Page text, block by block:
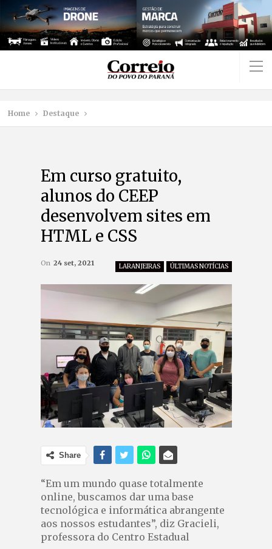
Home Destaque
Em curso gratuito,
alunos do CEEP
desenvolvem sites em
HTML e CSS
LARANJEIRAS ÚLTIMAS NOTÍCIAS
On 24 set, 2021
Share
“Em um mundo quase totalmente
online, buscamos dar uma base
tecnológica e informática abrangente
aos nossos estudantes”, diz Gracieli,
professora do Centro Estadual